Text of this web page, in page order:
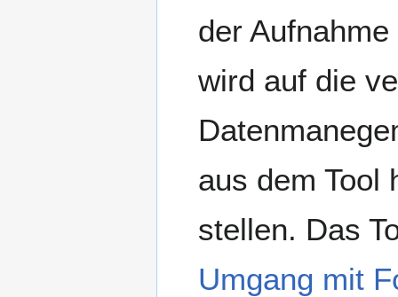
der
wird auf die
aus dem Tool
stellen. Das
Umgang mit